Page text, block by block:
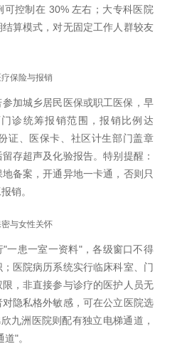
控制在 30% 左右；大专科医院
算模式，对无固定工作人群较友
疗保险与报销
加城乡居民医保或职工医保，早
诊统筹报销范围，报销比例达
证、医保卡、社区计生部门盖章
存超声及化验报告。特别提醒：
备案，开通异地一卡通，否则只
销。
与女性关怀
"一患一室一资料"，各级窗口不得
医院病历系统实行临床科室、门
，非直接参与诊疗的医护人员无
隐私格外敏感，可在公立医院选
九洲医院则配有独立电梯通道，
"。